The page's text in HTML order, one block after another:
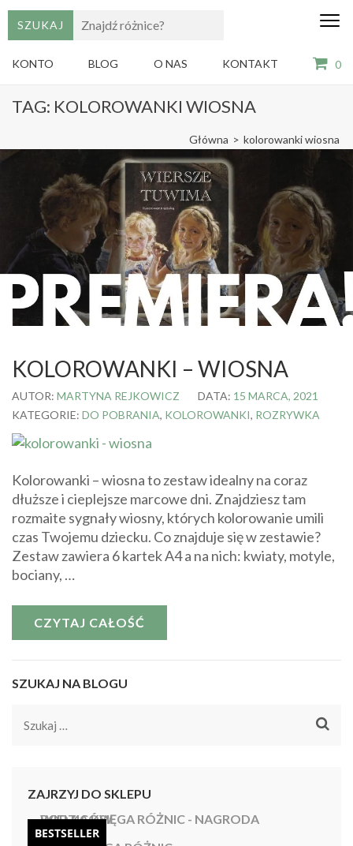
KONTO BLOG O NAS KONTAKT 0
(Press
Gry,
i
książki
TAG: KOLOROWANKI WIOSNA
Główna > kolorowanki wiosna
KOLOROWANKI – WIOSNA
AUTOR: MARTYNA REJKOWICZ DATA: 15 MARCA, 2021
KATEGORIE: DO POBRANIA, KOLOROWANKI, ROZRYWKA
Kolorowanki – wiosna to zestaw idealny na coraz
dłuższe i cieplejsze marcowe dni. Znajdziesz tam
rozmaite sygnały wiosny, których kolorowanie umili
czas Twojemu dziecku. Co znajduje się w zestawie?
Zestaw zawiera 6 kartek A4 a na nich: kwiaty, motyle,
bociany, …
CZYTAJ CAŁOŚĆ
SZUKAJ NA BLOGU
Szukaj:
ZAJRZYJ DO SKLEPU
BESTSELLER